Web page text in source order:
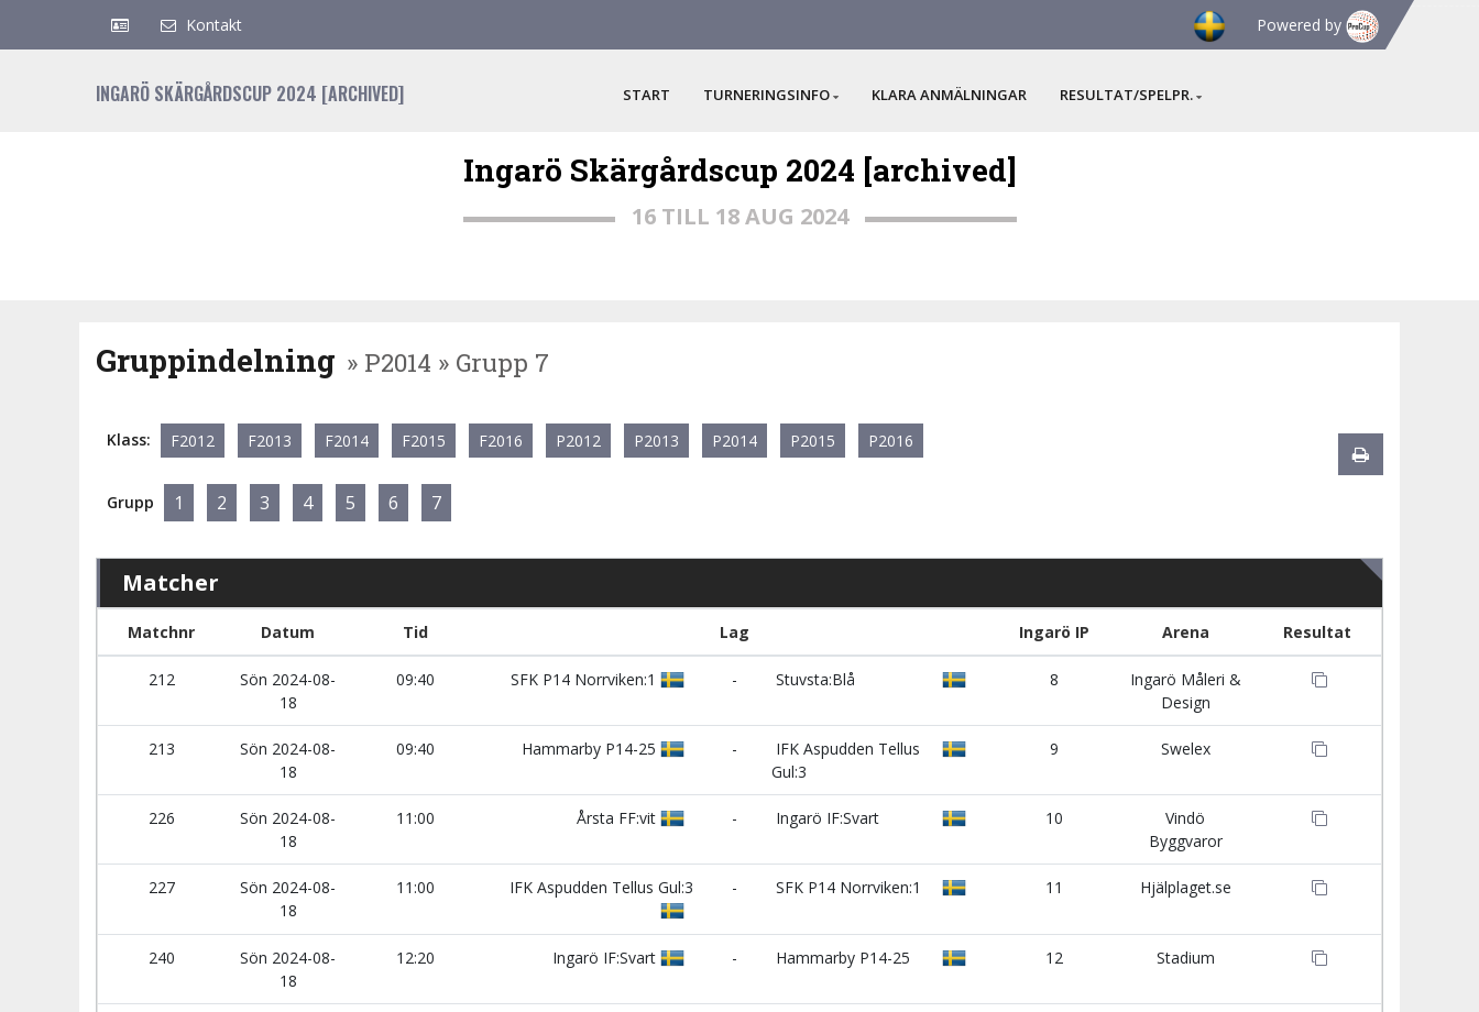
Kontakt Powered by
INGARÖ SKÄRGÅRDSCUP 2024 [ARCHIVED] START TURNERINGSINFO KLARA ANMÄLNINGAR RESULTAT/SPELPR.
Ingarö Skärgårdscup 2024 [archived]
16 TILL 18 AUG 2024
Gruppindelning » P2014 » Grupp 7
Klass: F2012 F2013 F2014 F2015 F2016 P2012 P2013 P2014 P2015 P2016
Grupp 1 2 3 4 5 6 7
Matcher
Matchnr Datum Tid Lag Ingarö IP Arena Resultat
212
Sön 2024-08-
18
09:40 SFK P14 Norrviken:1 - Stuvsta:Blå 8
Ingarö Måleri &
Design
213
Sön 2024-08-
18
09:40 Hammarby P14-25 -
IFK Aspudden Tellus
Gul:3
9 Swelex
226
Sön 2024-08-
18
11:00 Årsta FF:vit - Ingarö IF:Svart 10
Vindö
Byggvaror
227
Sön 2024-08-
18
11:00 IFK Aspudden Tellus Gul:3 - SFK P14 Norrviken:1 11 Hjälplaget.se
240
Sön 2024-08-
18
12:20 Ingarö IF:Svart - Hammarby P14-25 12 Stadium